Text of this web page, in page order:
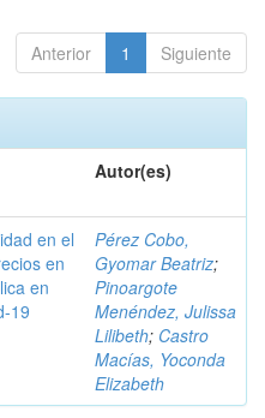
Anterior 1 Siguiente
Autor(es)
en el
en
en
19
Pérez Cobo,
Gyomar Beatriz;
Pinoargote
Menéndez, Julissa
Lilibeth; Castro
Macías, Yoconda
Elizabeth